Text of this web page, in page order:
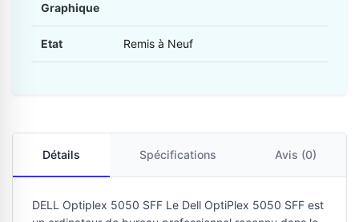
Graphique
Etat Remis à Neuf
Détails Spécifications Avis (0)
DELL Optiplex 5050 SFF Le Dell OptiPlex 5050 SFF est